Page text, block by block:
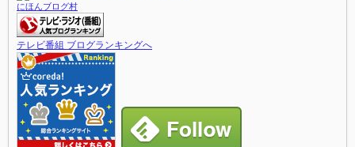
にほんブログ村
テレビ番組 ブログランキングへ